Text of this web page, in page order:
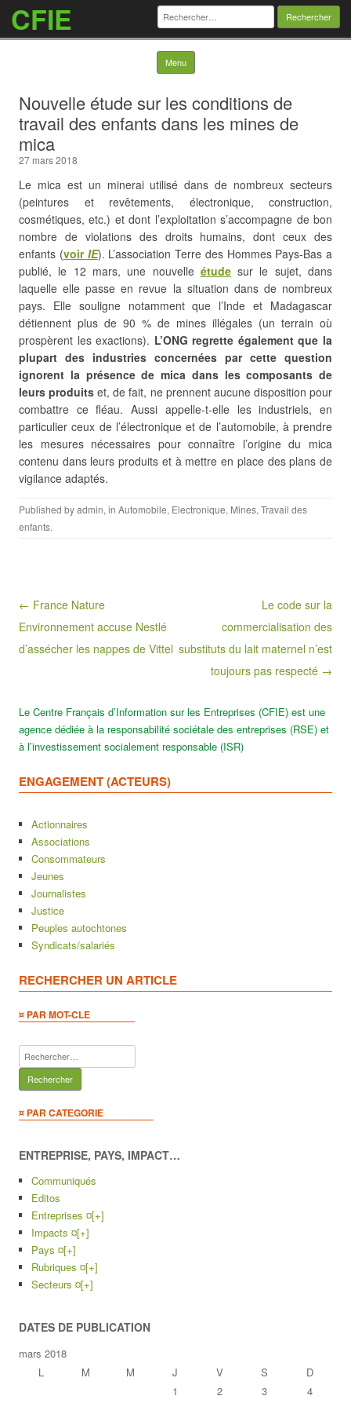
CFIE Rechercher :
Menu Skip to content
Nouvelle étude sur les conditions de
travail des enfants dans les mines de
mica
27 mars 2018
Le mica est un minerai utilisé dans de nombreux secteurs
(peintures et revêtements, électronique, construction,
cosmétiques, etc.) et dont l’exploitation s’accompagne de bon
nombre de violations des droits humains, dont ceux des
enfants (voir IE). L’association Terre des Hommes Pays-Bas a
publié, le 12 mars, une nouvelle étudesur le sujet, dans
laquelle elle passe en revue la situation dans de nombreux
pays. Elle souligne notamment que l’Inde et Madagascar
détiennent plus de 90 % de mines illégales (un terrain où
prospèrent les exactions). L’ONG regrette également que la
plupart des industries concernées par cette question
ignorent la présence de mica dans les composants de
leurs produits et, de fait, ne prennent aucune disposition pour
combattre ce fléau. Aussi appelle-t-elle les industriels, en
particulier ceux de l’électronique et de l’automobile, à prendre
les mesures nécessaires pour connaître l’origine du mica
contenu dans leurs produits et à mettre en place des plans de
vigilance adaptés.
Published byadmin, in Automobile, Electronique, Mines, Travail des
enfants.
Post navigation
← France Nature
Environnement accuse Nestlé
d’assécher les nappes de Vittel
Le code sur la
commercialisation des
substituts du lait maternel n’est
toujours pas respecté →
Le Centre Français d’Information sur les Entreprises (CFIE) est une
agence dédiée à la responsabilité sociétale des entreprises (RSE) et
à l’investissement socialement responsable (ISR)
ENGAGEMENT (ACTEURS)
Actionnaires
Associations
Consommateurs
Jeunes
Journalistes
Justice
Peuples autochtones
Syndicats/salariés
RECHERCHER UN ARTICLE
¤ PAR MOT-CLE
Rechercher :
¤ PAR CATEGORIE
ENTREPRISE, PAYS, IMPACT…
Communiqués
Editos
Entreprises ¤[+]
Impacts ¤[+]
Pays ¤[+]
Rubriques ¤[+]
Secteurs ¤[+]
DATES DE PUBLICATION
mars 2018
L
M M J V S
D
1
2 3
4